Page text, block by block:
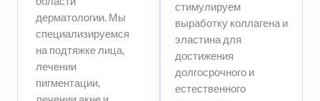
дерматологии. Мы
специализируемся
на подтяжке лица,
лечении
пигментации,
стимулируем
выработку коллагена и
эластина для
достижения
долгосрочного и
естественного